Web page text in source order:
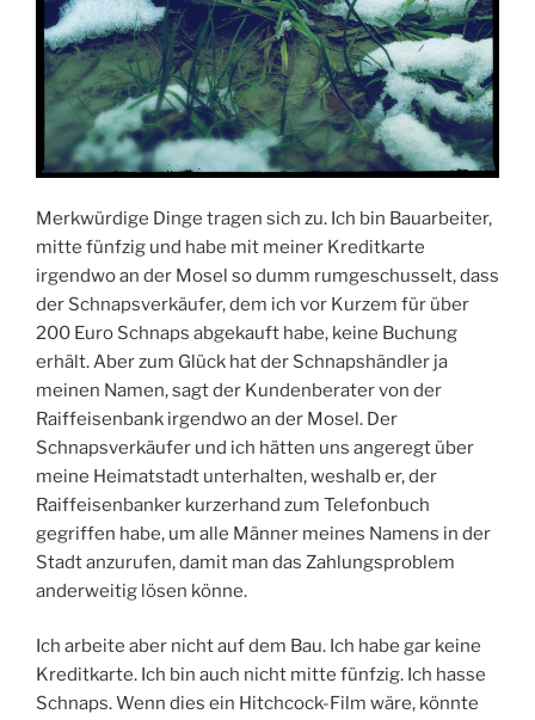
Merkwürdige Dinge tragen sich zu. Ich bin Bauarbeiter,
mitte fünfzig und habe mit meiner Kreditkarte
irgendwo an der Mosel so dumm rumgeschusselt, dass
der Schnapsverkäufer, dem ich vor Kurzem für über
200 Euro Schnaps abgekauft habe, keine Buchung
erhält. Aber zum Glück hat der Schnapshändler ja
meinen Namen, sagt der Kundenberater von der
Raiffeisenbank irgendwo an der Mosel. Der
Schnapsverkäufer und ich hätten uns angeregt über
meine Heimatstadt unterhalten, weshalb er, der
Raiffeisenbanker kurzerhand zum Telefonbuch
gegriffen habe, um alle Männer meines Namens in der
Stadt anzurufen, damit man das Zahlungsproblem
anderweitig lösen könne.
Ich arbeite aber nicht auf dem Bau. Ich habe gar keine
Kreditkarte. Ich bin auch nicht mitte fünfzig. Ich hasse
Schnaps. Wenn dies ein Hitchcock-Film wäre, könnte